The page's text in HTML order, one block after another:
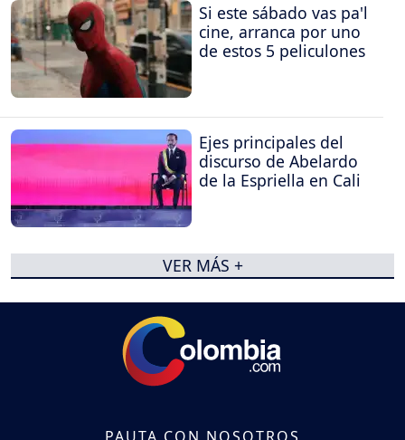
Si este sábado vas pa'l
cine, arranca por uno
de estos 5 peliculones
Ejes principales del
discurso de Abelardo
de la Espriella en Cali
VER MÁS +
PAUTA CON NOSOTROS